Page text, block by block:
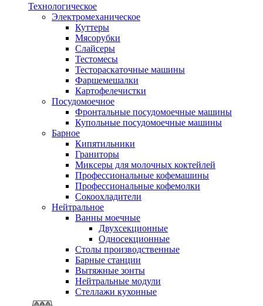
Технологическое
Электромеханическое
Куттеры
Мясорубки
Слайсеры
Тестомесы
Тестораскаточные машины
Фаршемешалки
Картофелечистки
Посудомоечное
Фронтальные посудомоечные машины
Купольные посудомоечные машины
Барное
Кипятильники
Граниторы
Миксеры для молочных коктейлей
Профессиональные кофемашины
Профессиональные кофемолки
Сокоохладители
Нейтральное
Ванны моечные
Двухсекционные
Односекционные
Столы производственные
Барные станции
Вытяжные зонты
Нейтральные модули
Стеллажи кухонные